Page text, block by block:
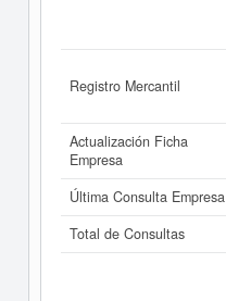
Registro Mercantil
Actualización Ficha
Empresa
Última Consulta Empresa
Total de Consultas